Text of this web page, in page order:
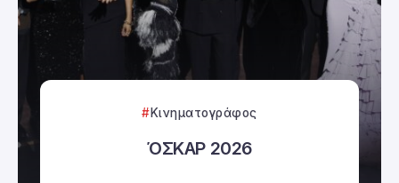
Κινηματογράφος
ΌΣΚΑΡ 2026